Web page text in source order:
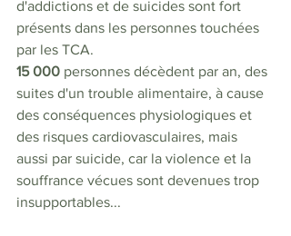
d'addictions et de suicides sont fort
présents dans les personnes touchées
par les TCA.
15 000 personnes décèdent par an, des
suites d'un trouble alimentaire, à cause
des conséquences physiologiques et
des risques cardiovasculaires, mais
aussi par suicide, car la violence et la
souffrance vécues sont devenues trop
insupportables...